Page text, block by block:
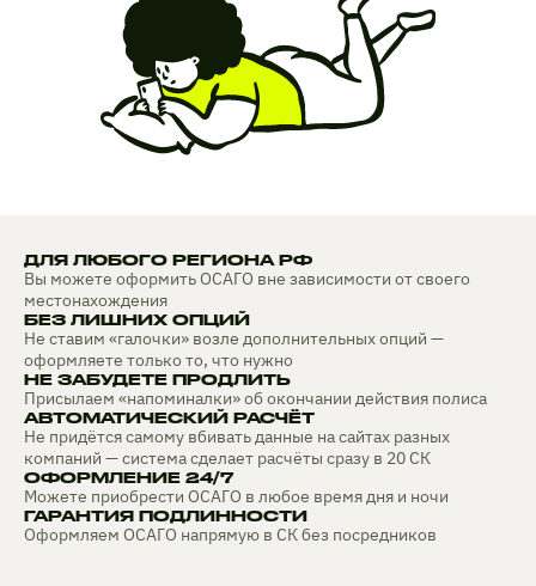
ДЛЯ ЛЮБОГО РЕГИОНА РФ
Вы можете оформить ОСАГО вне зависимости от своего
местонахождения
БЕЗ ЛИШНИХ ОПЦИЙ
Не ставим «галочки» возле дополнительных опций —
оформляете только то, что нужно
НЕ ЗАБУДЕТЕ ПРОДЛИТЬ
Присылаем «напоминалки» об окончании действия полиса
АВТОМАТИЧЕСКИЙ РАСЧЁТ
Не придётся самому вбивать данные на сайтах разных
компаний — система сделает расчёты сразу в 20 СК
ОФОРМЛЕНИЕ 24/7
Можете приобрести ОСАГО в любое время дня и ночи
ГАРАНТИЯ ПОДЛИННОСТИ
Оформляем ОСАГО напрямую в СК без посредников